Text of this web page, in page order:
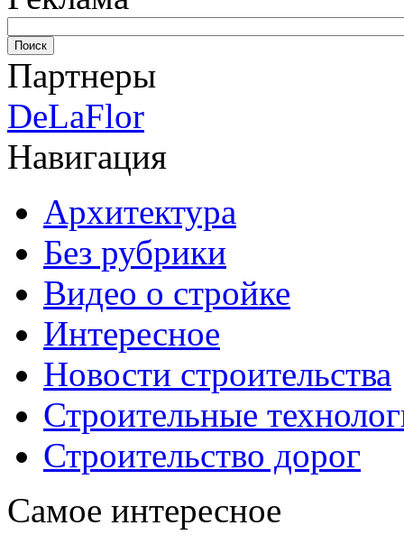
Партнеры
DeLaFlor
Навигация
Архитектура
Без рубрики
Видео о стройке
Интересное
Новости строительства
Строительные
Строительство дорог
Самое интересное